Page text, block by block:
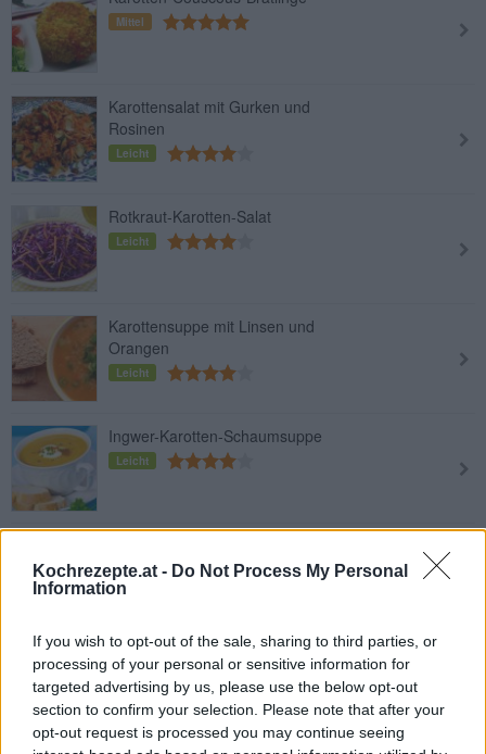
Kochrezepte.at - Do Not Process My Personal
Information
If you wish to opt-out of the sale, sharing to third parties, or
processing of your personal or sensitive information for
targeted advertising by us, please use the below opt-out
section to confirm your selection. Please note that after your
opt-out request is processed you may continue seeing
Mittel
Karottensalat mit Gurken und
Rosinen
Leicht
Rotkraut-Karotten-Salat
Leicht
Karottensuppe mit Linsen und
Orangen
Leicht
Ingwer-Karotten-Schaumsuppe
Leicht
Leicht
Frischer Karottensalat
Leicht